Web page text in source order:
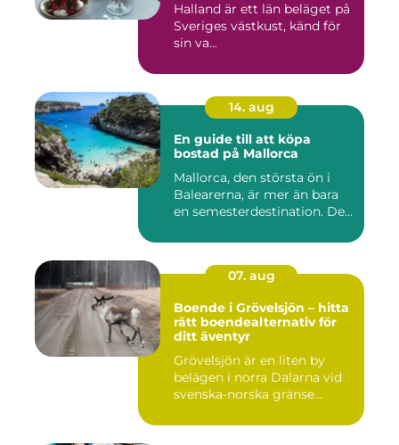
Halland är ett län beläget på
Sveriges västkust, känd för
sin va...
14. aug
En guide till att köpa
bostad på Mallorca
Mallorca, den största ön i
Balearerna, är mer än bara
en semesterdestination. De...
07. aug
Boende i Grövelsjön – hitta
rätt boendealternativ för
ditt äventyr
Grövelsjön är en liten by
belägen i norra Dalarna vid
svenska-norska gränse...